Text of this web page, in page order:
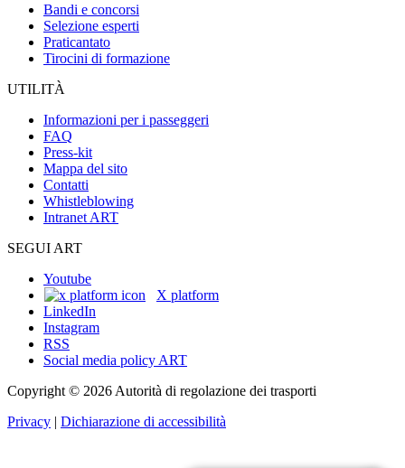
Bandi e concorsi
Selezione esperti
Praticantato
Tirocini di formazione
UTILITÀ
Informazioni per i passeggeri
FAQ
Press-kit
Mappa del sito
Contatti
Whistleblowing
Intranet ART
SEGUI ART
Youtube
X platform
LinkedIn
Instagram
RSS
Social media policy ART
Copyright © 2026 Autorità di regolazione dei trasporti
Privacy | Dichiarazione di accessibilità